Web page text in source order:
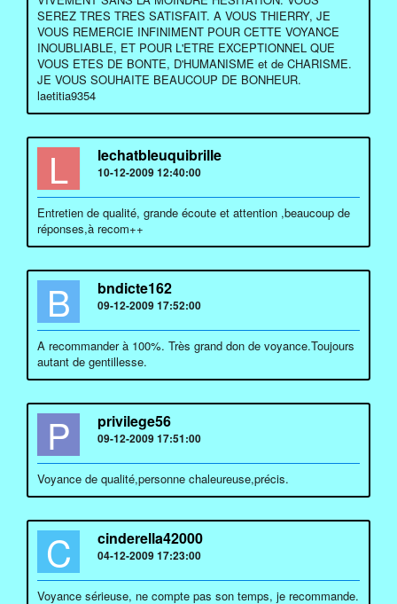
SEREZ TRES TRES SATISFAIT. A VOUS THIERRY, JE
VOUS REMERCIE INFINIMENT POUR CETTE VOYANCE
INOUBLIABLE, ET POUR L'ETRE EXCEPTIONNEL QUE
VOUS ETES DE BONTE, D'HUMANISME et de CHARISME.
JE VOUS SOUHAITE BEAUCOUP DE BONHEUR.
laetitia9354
L lechatbleuquibrille
10-12-2009 12:40:00
Entretien de qualité, grande écoute et attention ,beaucoup de
réponses,à recom++
B bndicte162
09-12-2009 17:52:00
A recommander à 100%. Très grand don de voyance.Toujours
autant de gentillesse.
P privilege56
09-12-2009 17:51:00
Voyance de qualité,personne chaleureuse,précis.
C cinderella42000
04-12-2009 17:23:00
Voyance sérieuse, ne compte pas son temps, je recommande.